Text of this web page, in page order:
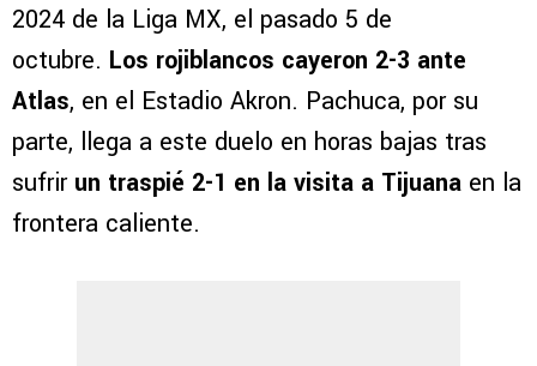
2024 de la Liga MX, el pasado 5 de
octubre. Los rojiblancos cayeron 2-3 ante
Atlas, en el Estadio Akron. Pachuca, por su
parte, llega a este duelo en horas bajas tras
sufrir un traspié 2-1 en la visita a Tijuana en la
frontera caliente.